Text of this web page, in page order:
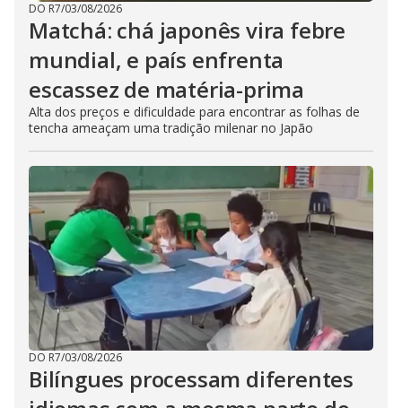
DO R7/03/08/2026
Matchá: chá japonês vira febre
mundial, e país enfrenta
escassez de matéria-prima
Alta dos preços e dificuldade para encontrar as folhas de
tencha ameaçam uma tradição milenar no Japão
DO R7/03/08/2026
Bilíngues processam diferentes